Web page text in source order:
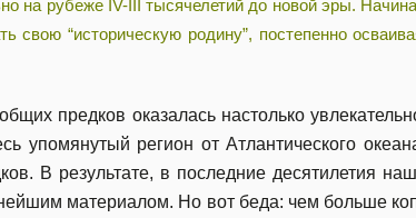
на рубеже IV-III тысячелетий до новой эры.
свою “историческую родину”, постепенно
предков оказалась настолько
упомянутый регион от Атлантического
В результате, в последние десятилетия
материалом. Но вот беда: чем больше